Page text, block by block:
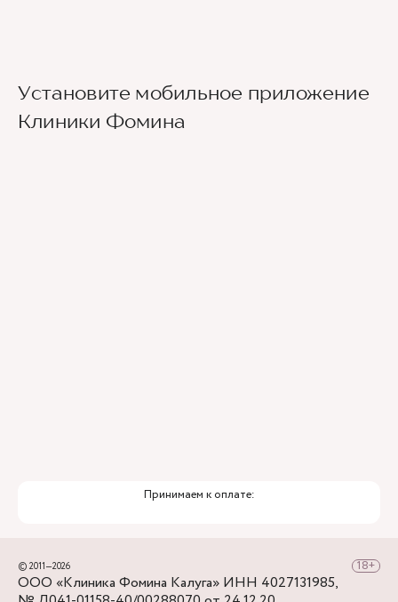
Ведущие врачи региона
Установите мобильное приложение
Клиники Фомина
Принимаем к оплате:
© 2011—2026
ООО «Клиника Фомина Калуга» ИНН 4027131985,